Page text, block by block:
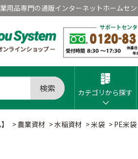
用品専門の通販インターネットホームセ
検索 カテゴリから探す
> 農業資材 >水稲資材 >米袋 > PE米